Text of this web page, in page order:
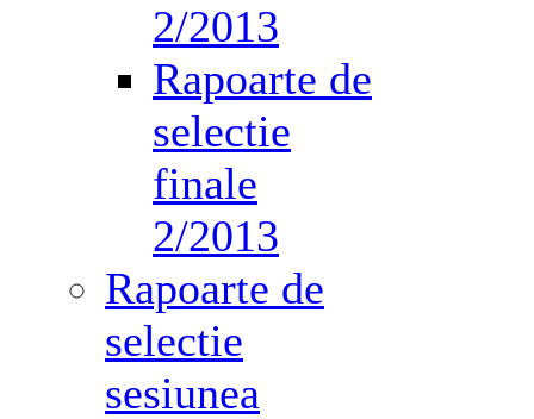
2/2013
Rapoarte de
selectie
finale
2/2013
Rapoarte de
selectie
sesiunea